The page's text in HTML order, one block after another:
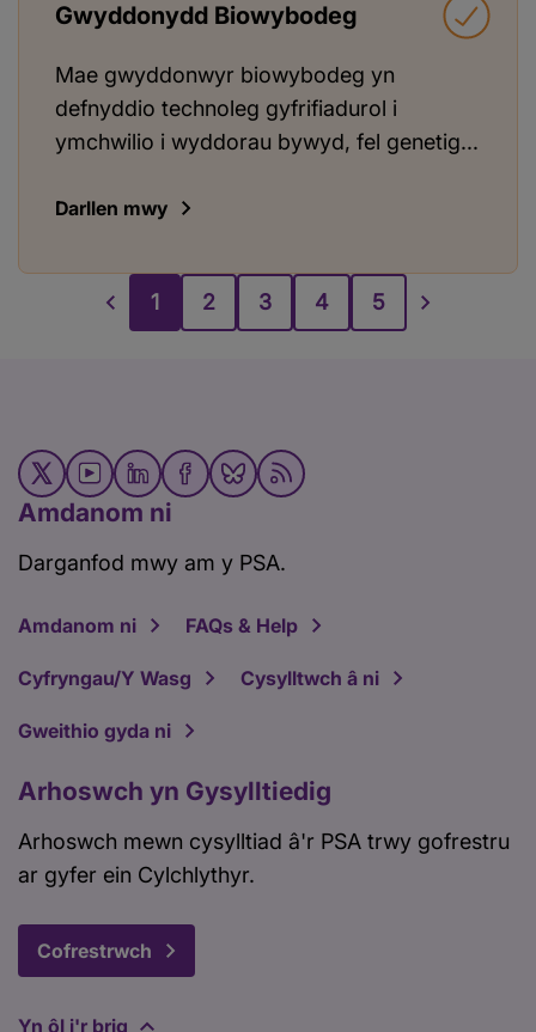
Gwyddonydd Biowybodeg
Mae gwyddonwyr biowybodeg yn
defnyddio technoleg gyfrifiadurol i
ymchwilio i wyddorau bywyd, fel genetig...
Darllen mwy
1 2 3 4 5
Amdanom ni
Darganfod mwy am y PSA.
Amdanom ni FAQs & Help
Cyfryngau/Y Wasg Cysylltwch â ni
Gweithio gyda ni
Arhoswch yn Gysylltiedig
Arhoswch mewn cysylltiad â'r PSA trwy gofrestru
ar gyfer ein Cylchlythyr.
Cofrestrwch
Yn ôl i'r brig